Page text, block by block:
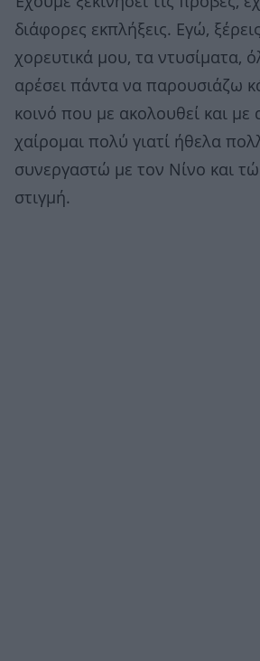
διάφορες εκπλήξεις. Εγώ,
χορευτικά μου, τα ντυσίματα,
αρέσει πάντα να παρουσιάζω
κοινό που με ακολουθεί και με
χαίρομαι πολύ γιατί ήθελα
συνεργαστώ με τον Νίνο και
στιγμή.